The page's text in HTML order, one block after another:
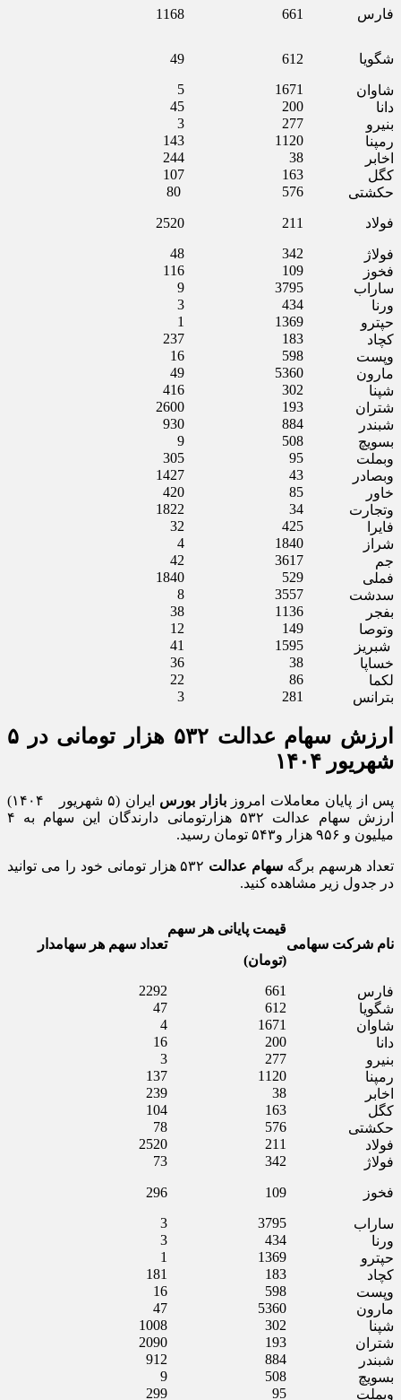
فارس 661
1168
شگویا 612
49
شاوان 1671
5
دانا
200
45
بنیرو
277
3
رمپنا
1120
143
اخابر
38
244
کگل
163
107
حکشتی‌
576
فولاد 211
2520
فولاژ 342
48
فخوز
109
116
ساراب
3795
9
ورنا
434
3
حپترو
1369
1
کچاد
183
237
وپست
598
16
مارون
5360
49
شپنا
302
416
شتران
193
2600
شبندر
884
930
بسویچ
508
9
وبملت
95
305
وبصادر
43
1427
خاور
85
420
وتجارت
34
1822
فایرا
425
32
شراز
1840
4
جم
3617
42
فملی
529
1840
سدشت
3557
8
بفجر
1136
38
وتوصا
149
12
شبریز
1595
41
خساپا
38
36
لکما
86
22
بترانس
281
3
ارزش سهام عدالت ۵۳۲ هزار تومانی در ۵
شهریور ۱۴۰۴
پس از پایان معاملات امروزبازار بورس
ایران (۵ شهریور ۱۴۰۴)
ارزش سهام عدالت ۵۳۲ هزارتومانی دارندگان این سهام به ۴
میلیون و ۹۵۶ هزار و۵۴۳ تومان رسید.
تعداد هرسهم برگه سهام عدالت
۵۳۲ هزار تومانی خود را می توانید
در جدول زیر مشاهده کنید.
نام شرکت سهامی
قیمت پایانی هر سهم
(تومان)
تعداد سهم هر سهامدار
فارس 661
2292
شگویا
612
47
شاوان
1671
4
دانا
200
16
بنیرو
277
3
رمپنا
1120
137
اخابر
38
239
کگل
163
104
حکشتی‌
576
78
فولاد
211
2520
فولاژ
342
73
فخوز 109
296
ساراب 3795
3
ورنا
434
3
حپترو
1369
1
کچاد
183
181
وپست
598
16
مارون
5360
47
شپنا
302
1008
شتران
193
2090
شبندر
884
912
بسویچ
508
9
وبملت
95
299